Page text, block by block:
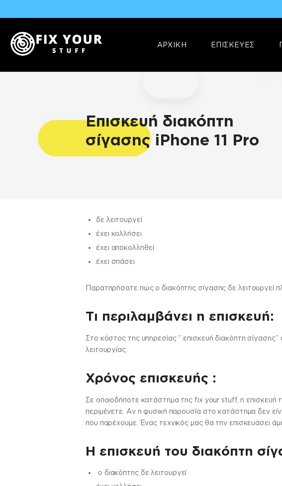
ΑΡΧΙΚΗ ΕΠΙΣΚΕΥΕΣΕπισκευές
Επισκευή διακόπτη
σίγασης iPhone 11 Pro
δε λειτουργεί
έχει κολλήσει
έχει αποκολληθεί
έχει σπάσει
Παρατηρήσατε πως ο διακόπτης σίγασης δε λειτουργεί
Τι περιλαμβάνει η επισκευή:
Στo κόστος της υπηρεσίας ” επισκευή διακόπτη
λειτουργίας.
Χρόνος επισκευής :
Σε οποιοδήποτε κατάστημα της fix your stuff, η επισκευή
περιμένετε. Αν η φυσική παρουσία στο κατάστημα δεν
που παρέχουμε. Ένας τεχνικός μας θα την επισκευάσει
Η επισκευή του διακόπτη
ο διακόπτης δε λειτουργεί